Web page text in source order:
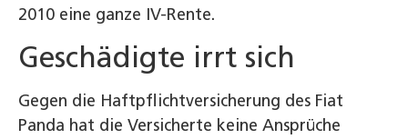
2010 eine ganze IV-Rente.
Geschädigte irrt sich
Gegen die Haftpflichtversicherung des Fiat
Panda hat die Versicherte keine Ansprüche